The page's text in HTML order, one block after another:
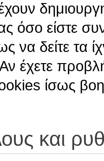
όσο είστε
να δείτε τα
Αν έχετε
ίσως
και